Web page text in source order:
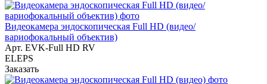
Видеокамера эндоскопическая Full HD (видео/
вариофокальный объектив)
Арт. EVK-Full HD RV
ELEPS
Заказать